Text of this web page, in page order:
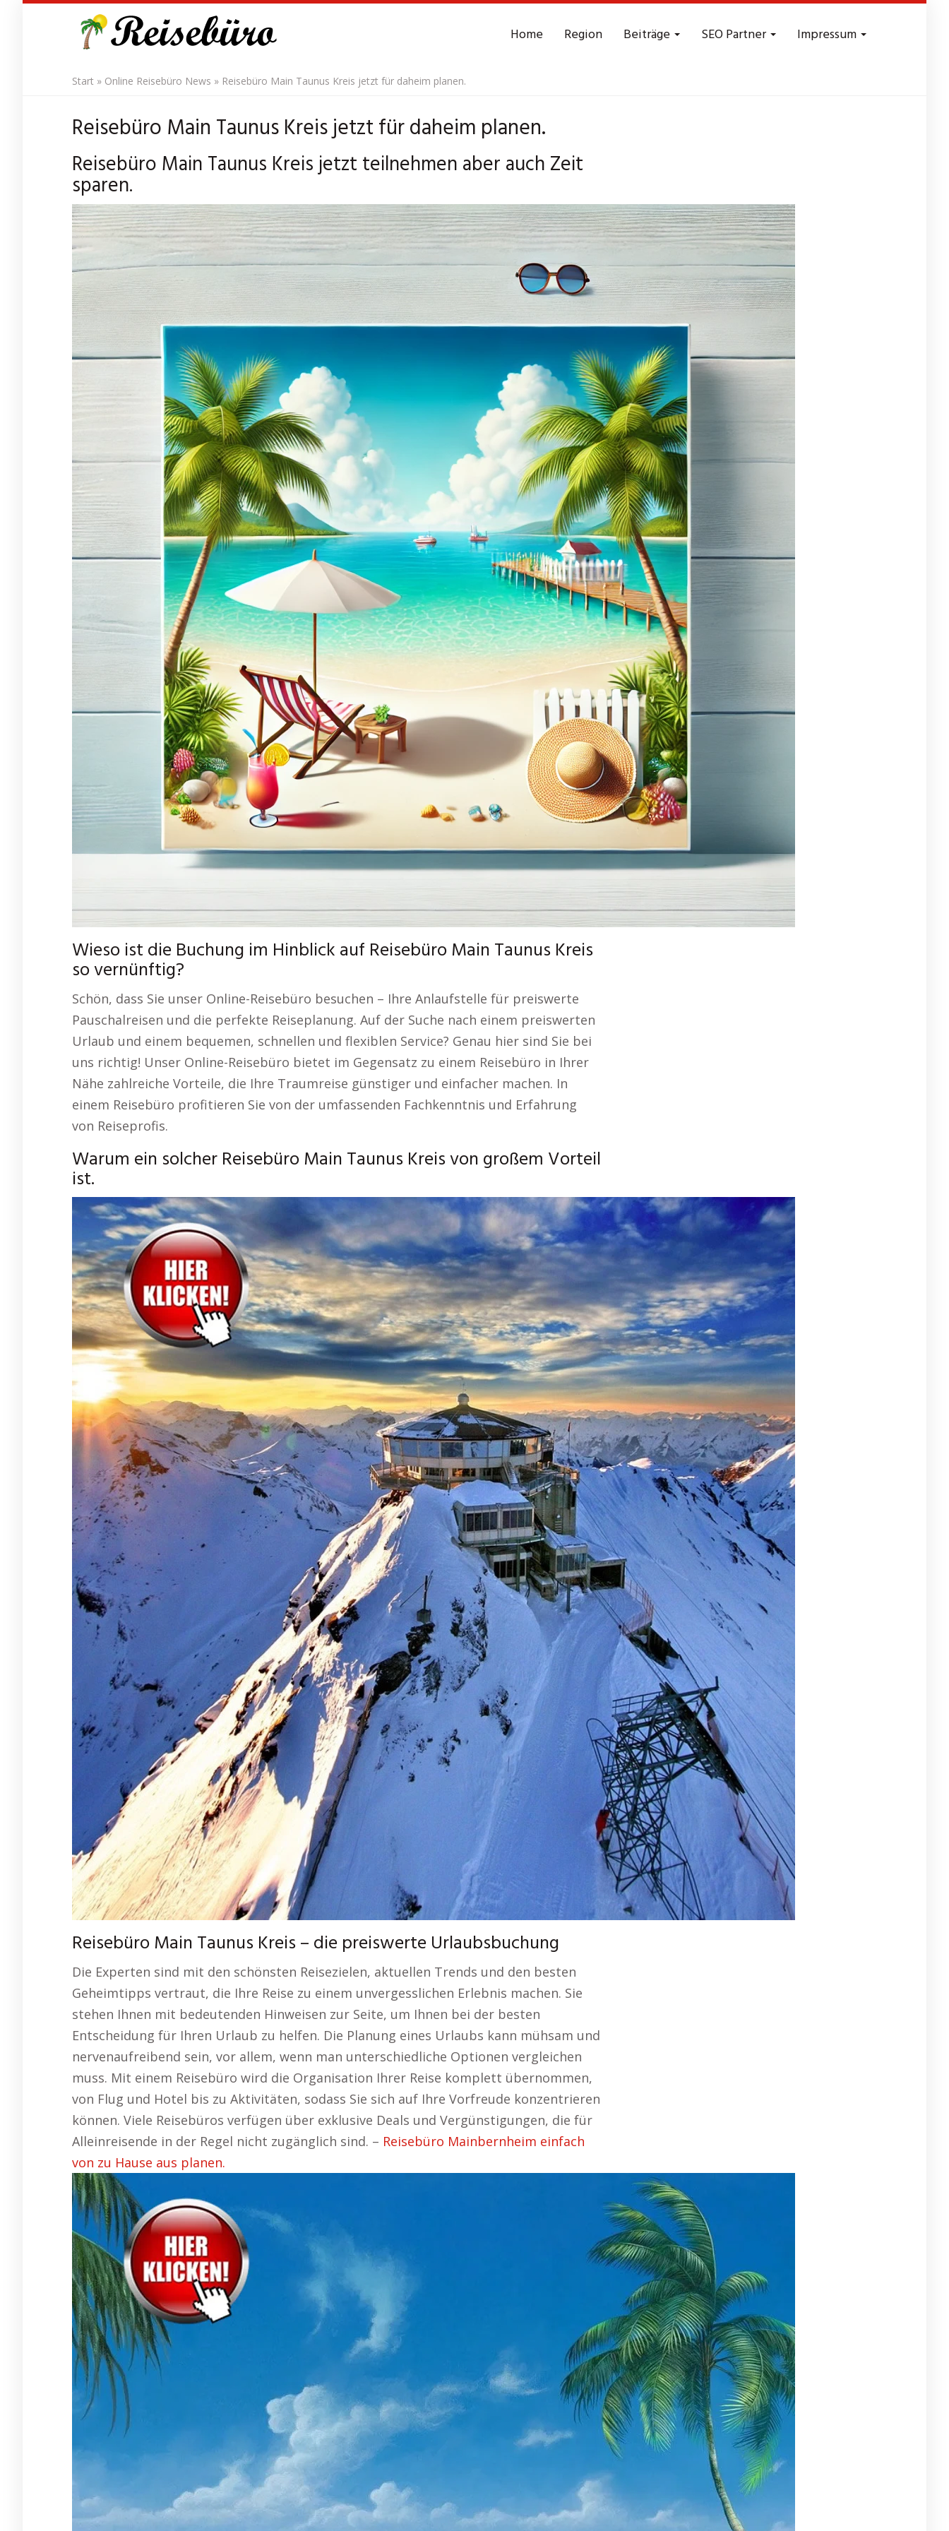
Home Region Beiträge SEO Partner Impressum
Start » Online Reisebüro News » Reisebüro Main Taunus Kreis jetzt für daheim planen.
Reisebüro Main Taunus Kreis jetzt für daheim planen.
Reisebüro Main Taunus Kreis jetzt teilnehmen aber auch Zeit
sparen.
Wieso ist die Buchung im Hinblick auf Reisebüro Main Taunus Kreis
so vernünftig?
Schön, dass Sie unser Online-Reisebüro besuchen – Ihre Anlaufstelle für preiswerte
Pauschalreisen und die perfekte Reiseplanung. Auf der Suche nach einem preiswerten
Urlaub und einem bequemen, schnellen und flexiblen Service? Genau hier sind Sie bei
uns richtig! Unser Online-Reisebüro bietet im Gegensatz zu einem Reisebüro in Ihrer
Nähe zahlreiche Vorteile, die Ihre Traumreise günstiger und einfacher machen. In
einem Reisebüro profitieren Sie von der umfassenden Fachkenntnis und Erfahrung
von Reiseprofis.
Warum ein solcher Reisebüro Main Taunus Kreis von großem Vorteil
ist.
Reisebüro Main Taunus Kreis – die preiswerte Urlaubsbuchung
Die Experten sind mit den schönsten Reisezielen, aktuellen Trends und den besten
Geheimtipps vertraut, die Ihre Reise zu einem unvergesslichen Erlebnis machen. Sie
stehen Ihnen mit bedeutenden Hinweisen zur Seite, um Ihnen bei der besten
Entscheidung für Ihren Urlaub zu helfen. Die Planung eines Urlaubs kann mühsam und
nervenaufreibend sein, vor allem, wenn man unterschiedliche Optionen vergleichen
muss. Mit einem Reisebüro wird die Organisation Ihrer Reise komplett übernommen,
von Flug und Hotel bis zu Aktivitäten, sodass Sie sich auf Ihre Vorfreude konzentrieren
können. Viele Reisebüros verfügen über exklusive Deals und Vergünstigungen, die für
Alleinreisende in der Regel nicht zugänglich sind. – Reisebüro Mainbernheim einfach
von zu Hause aus planen.